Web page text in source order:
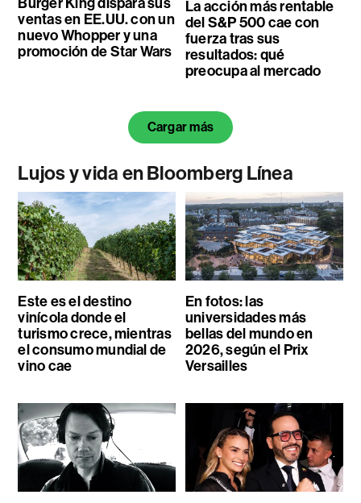
Burger King dispara sus
ventas en EE.UU. con un
nuevo Whopper y una
promoción de Star Wars
La acción más rentable
del S&P 500 cae con
fuerza tras sus
resultados: qué
preocupa al mercado
Cargar más
Lujos y vida en Bloomberg Línea
Este es el destino
vinícola donde el
turismo crece, mientras
el consumo mundial de
vino cae
En fotos: las
universidades más
bellas del mundo en
2026, según el Prix
Versailles